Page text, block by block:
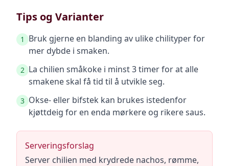
Tips og Varianter
1
Bruk gjerne en blanding av ulike chilityper for
mer dybde i smaken.
2 La chilien småkoke i minst 3 timer for at alle
smakene skal få tid til å utvikle seg.
3 Okse- eller bifstek kan brukes istedenfor
kjøttdeig for en enda mørkere og rikere saus.
Serveringsforslag
Server chilien med krydrede nachos, rømme,